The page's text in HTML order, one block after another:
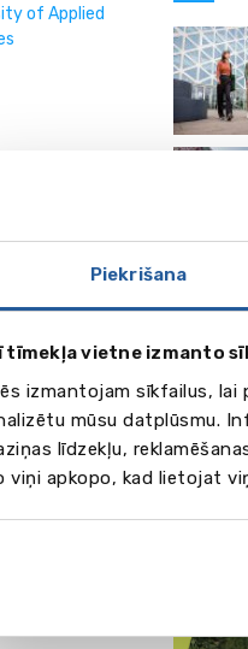
Piekrišana
tīmekļa vietne izmanto
izmantojam sīkfailus,
mūsu datplūsmu.
līdzekļu,
viņi apkopo, kad lietojat
of Applied
(16+) un